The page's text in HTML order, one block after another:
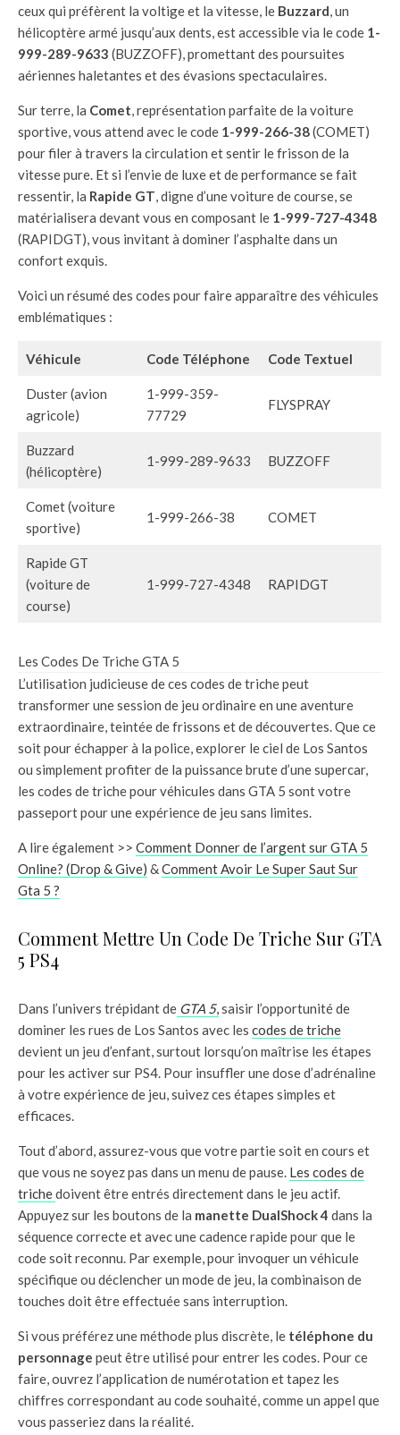
ceux qui préfèrent la voltige et la vitesse, le Buzzard, un
hélicoptère armé jusqu’aux dents, est accessible via le code 1-
999-289-9633 (BUZZOFF), promettant des poursuites
aériennes haletantes et des évasions spectaculaires.
Sur terre, la Comet, représentation parfaite de la voiture
sportive, vous attend avec le code 1-999-266-38(COMET)
pour filer à travers la circulation et sentir le frisson de la
vitesse pure. Et si l’envie de luxe et de performance se fait
ressentir, la Rapide GT, digne d’une voiture de course, se
matérialisera devant vous en composant le 1-999-727-4348
(RAPIDGT), vous invitant à dominer l’asphalte dans un
confort exquis.
Voici un résumé des codes pour faire apparaître des véhicules
emblématiques :
Véhicule Code Téléphone Code Textuel
Duster (avion
agricole)
1-999-359-
77729
FLYSPRAY
Buzzard
(hélicoptère)
1-999-289-9633 BUZZOFF
Comet (voiture
sportive)
1-999-266-38 COMET
Rapide GT
(voiture de
course)
1-999-727-4348 RAPIDGT
Les Codes De Triche GTA 5
L’utilisation judicieuse de ces codes de triche peut
transformer une session de jeu ordinaire en une aventure
extraordinaire, teintée de frissons et de découvertes. Que ce
soit pour échapper à la police, explorer le ciel de Los Santos
ou simplement profiter de la puissance brute d’une supercar,
les codes de triche pour véhicules dans GTA 5 sont votre
passeport pour une expérience de jeu sans limites.
A lire également >> Comment Donner de l’argent sur GTA 5
Online? (Drop & Give) &Comment Avoir Le Super Saut Sur
Gta 5 ?
Comment Mettre Un Code De Triche Sur GTA
5 PS4
Dans l’univers trépidant de GTA 5,saisir l’opportunité de
dominer les rues de Los Santos avec les codes de triche
devient un jeu d’enfant, surtout lorsqu’on maîtrise les étapes
pour les activer sur PS4. Pour insuffler une dose d’adrénaline
à votre expérience de jeu, suivez ces étapes simples et
efficaces.
Tout d’abord, assurez-vous que votre partie soit en cours et
que vous ne soyez pas dans un menu de pause. Les codes de
trichedoivent être entrés directement dans le jeu actif.
Appuyez sur les boutons de la manette DualShock 4 dans la
séquence correcte et avec une cadence rapide pour que le
code soit reconnu. Par exemple, pour invoquer un véhicule
spécifique ou déclencher un mode de jeu, la combinaison de
touches doit être effectuée sans interruption.
Si vous préférez une méthode plus discrète, le téléphone du
personnage peut être utilisé pour entrer les codes. Pour ce
faire, ouvrez l’application de numérotation et tapez les
chiffres correspondant au code souhaité, comme un appel que
vous passeriez dans la réalité.